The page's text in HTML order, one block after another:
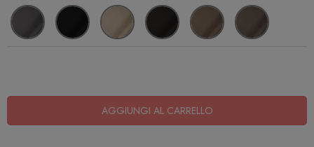
AGGIUNGI AL CARRELLO